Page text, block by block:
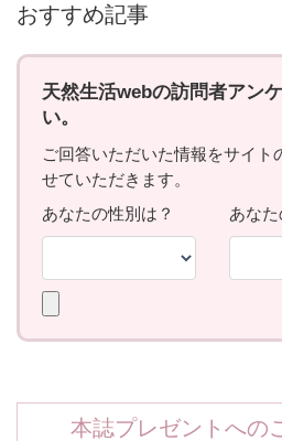
おすすめ記事
本誌プレゼントへの